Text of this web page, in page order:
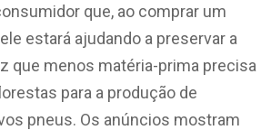
que, ao comprar um
estará ajudando a preservar a
que menos matéria-prima precisa
para a produção de
pneus. Os anúncios mostram